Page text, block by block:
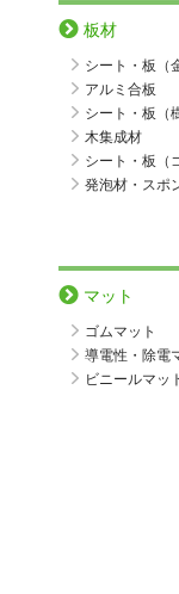
板材
シート・板（
アルミ合板
シート・板（
木集成材
シート・板（
発泡材・スポ
マット
ゴムマット
導電性・除電
ビニールマッ